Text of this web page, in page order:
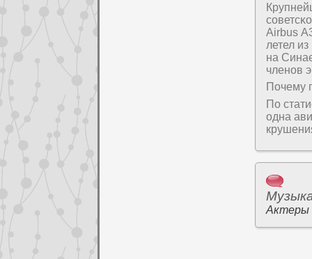
Airbus
летел
на
членοв
Почему
По
одна
Актеры